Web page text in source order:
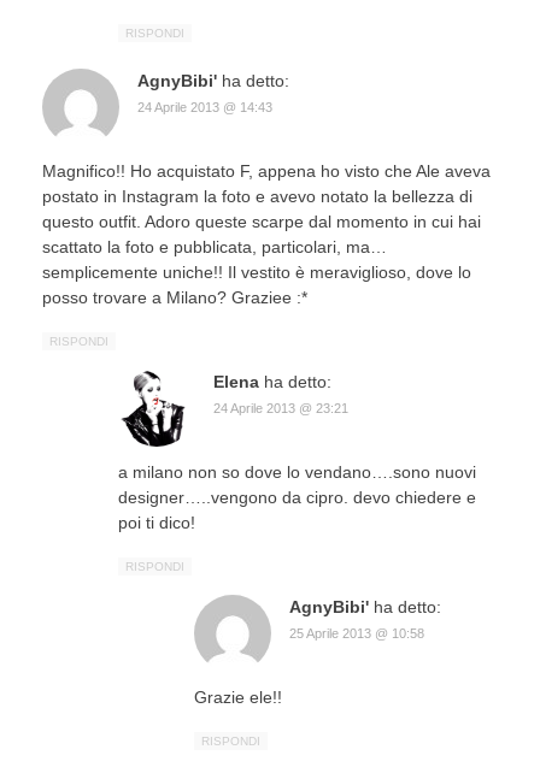
RISPONDI
AgnyBibi' ha detto:
24 Aprile 2013 @ 14:43
Magnifico!! Ho acquistato F, appena ho visto che Ale aveva
postato in Instagram la foto e avevo notato la bellezza di
questo outfit. Adoro queste scarpe dal momento in cui hai
scattato la foto e pubblicata, particolari, ma…
semplicemente uniche!! Il vestito è meraviglioso, dove lo
posso trovare a Milano? Graziee :*
RISPONDI
Elena ha detto:
24 Aprile 2013 @ 23:21
a milano non so dove lo vendano….sono nuovi
designer…..vengono da cipro. devo chiedere e
poi ti dico!
RISPONDI
AgnyBibi' ha detto:
25 Aprile 2013 @ 10:58
Grazie ele!!
RISPONDI